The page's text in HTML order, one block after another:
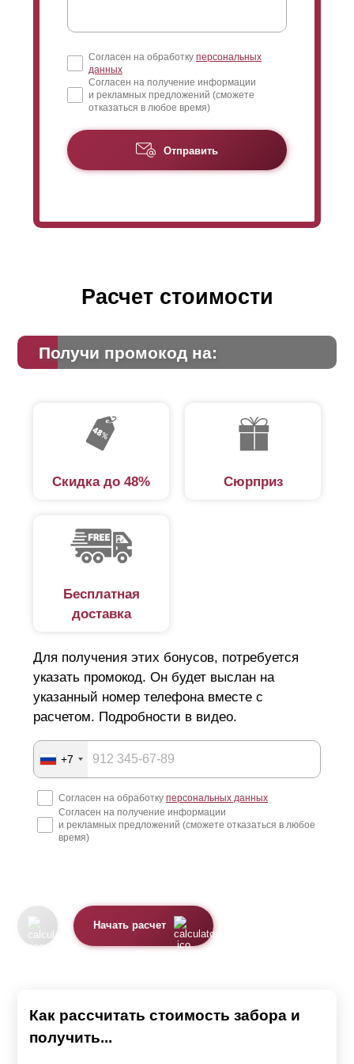
Согласен на обработку персональных
данных
Согласен на получение информации
и рекламных предложений (сможете
отказаться в любое время)
Отправить
Расчет стоимости
Получи промокод на:
Скидка до 48% Сюрприз
Бесплатная
доставка
Для получения этих бонусов, потребуется
указать промокод. Он будет выслан на
указанный номер телефона вместе с
расчетом. Подробности в видео.
+7
Согласен на обработку персональных данных
Согласен на получение информации
и рекламных предложений (сможете отказаться в любое
время)
Начать расчет
Как рассчитать стоимость забора и
получить...